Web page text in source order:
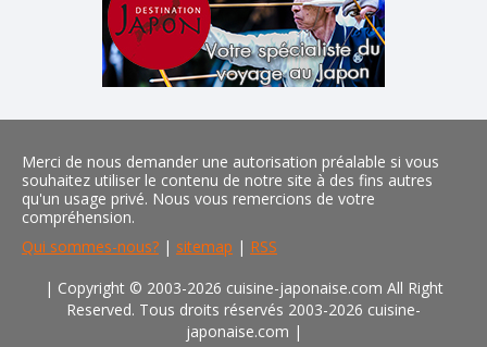
Merci de nous demander une autorisation préalable si vous
souhaitez utiliser le contenu de notre site à des fins autres
qu'un usage privé. Nous vous remercions de votre
compréhension.
Qui sommes-nous? | sitemap | RSS
| Copyright © 2003-2026 cuisine-japonaise.com All Right
Reserved. Tous droits réservés 2003-2026 cuisine-
japonaise.com |